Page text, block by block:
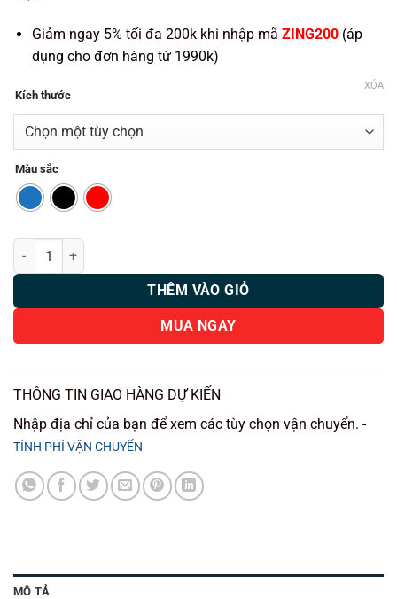
Giảm ngay 5% tối đa 200k khi nhập mã ZING200 (áp
dụng cho đơn hàng từ 1990k)
Kích thước
Màu sắc
XÓA
Bọc vô lăng Sparco SPC103 da Pu cao cấp bạn nên mua ngay! số
THÊM VÀO GIỎ
MUA NGAY
THÔNG TIN GIAO HÀNG DỰ KIẾN
Nhập địa chỉ của bạn để xem các tùy chọn vận chuyển. -
TÍNH PHÍ VẬN CHUYỂN
MÔ TẢ